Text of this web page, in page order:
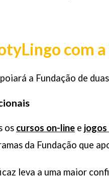
com
a Fundação de
os cursos on-line e jogos
da Fundação que
leva a uma maior